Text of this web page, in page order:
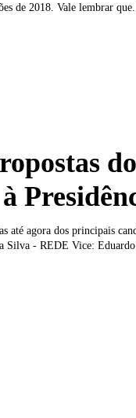
de 2018. Vale lembrar que...
até agora dos principais
Silva - REDE Vice: